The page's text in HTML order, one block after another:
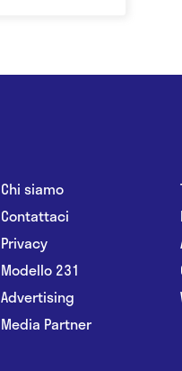
Chi siamo
Contattaci
Privacy
Modello 231
Advertising
Media Partner